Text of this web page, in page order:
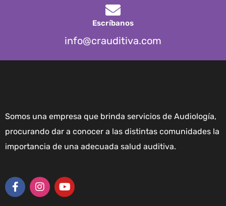
Escríbanos
info@crauditiva.com
Somos una empresa que brinda servicios de Audiología,
procurando dar a conocer a las distintas comunidades la
importancia de una adecuada salud auditiva.